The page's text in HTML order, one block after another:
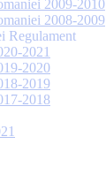
2009-2010
2008-2009
Regulament
2021
2020
2019
2018